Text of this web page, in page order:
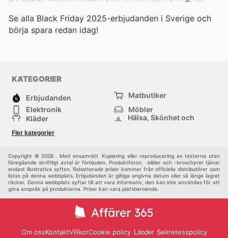
Se alla Black Friday 2025-erbjudanden i Sverige och
börja spara redan idag!
KATEGORIER
Erbjudanden
Matbutiker
Elektronik
Möbler
Kläder
Hälsa, Skönhet och
Bygg & Trädgård
Fler kategorier
Copyright © 2026 . Med ensamrätt. Kopiering eller reproducering av texterna utan
föregående skriftligt avtal är förbjuden. Produktfoton, -bilder och -broschyrer tjänar
endast illustrativa syften. Rabatterade priser kommer från officiella distributörer som
listas på denna webbplats. Erbjudanden är giltiga angivna datum eller så länge lagret
räcker. Denna webbplats syftar till att vara informativ, den kan inte användas för att
göra anspråk på produkterna. Priser kan vara platsberoende.
Om ossKontaktVillkorCookie policy Länder Sekretesspolicy